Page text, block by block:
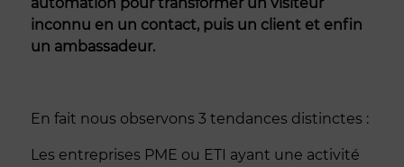
automation pour transformer un visiteur
inconnu en un contact, puis un client et enfin
un ambassadeur.
En fait nous observons 3 tendances distinctes :
Les entreprises PME ou ETI ayant une activité